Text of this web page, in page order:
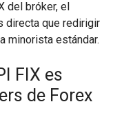
del bróker, el
directa que redirigir
minorista estándar.
FIX es
de Forex